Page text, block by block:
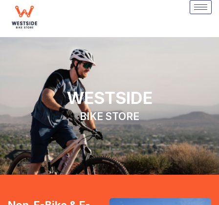
WESTSIDE
BIKE STORE